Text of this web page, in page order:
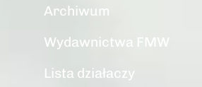
Archiwum
Wydawnictwa FMW
Lista działaczy